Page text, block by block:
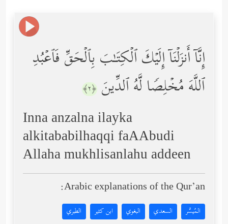
إِنَّاۤ أَنزَلۡنَاۤ إِلَیۡكَ ٱلۡكِتَـٰبَ بِٱلۡحَقِّ فَٱعۡبُدِ
ٱللَّهَ مُخۡلِصࣰا لَّهُ ٱلدِّینَ ﴿٢﴾
Inna anzalna ilayka
alkitababilhaqqi faAAbudi
Allaha mukhlisanlahu addeen
Arabic explanations of the Qur’an:
المُيسَّر السعدي البغوي ابن كثير الطبري